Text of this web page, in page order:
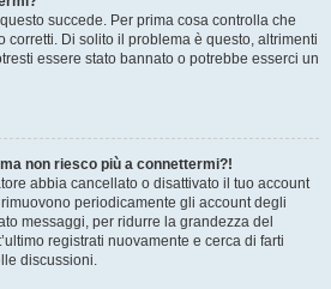
succede. Per prima cosa controlla che
corretti. Di solito il problema è questo, altrimenti
essere stato bannato o potrebbe esserci un
non riesco più a connettermi?!
abbia cancellato o disattivato il tuo account
periodicamente gli account degli
messaggi, per ridurre la grandezza del
registrati nuovamente e cerca di farti
discussioni.